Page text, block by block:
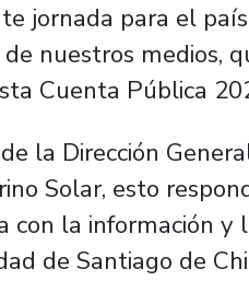
jornada para el
nuestros medios,
Cuenta Pública
la Dirección
Solar, esto
con la información y
de Santiago de